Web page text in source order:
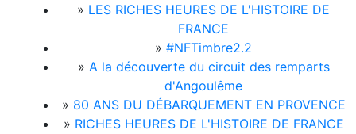
» LES RICHES HEURES DE L'HISTOIRE DE
FRANCE
» #NFTimbre2.2
» A la découverte du circuit des remparts
d'Angoulême
» 80 ANS DU DÉBARQUEMENT EN PROVENCE
» RICHES HEURES DE L'HISTOIRE DE FRANCE